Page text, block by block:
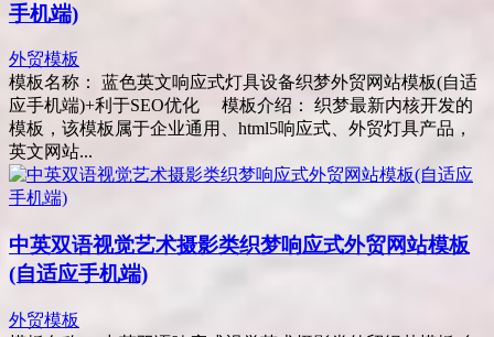
手机端)
外贸模板
模板名称： 蓝色英文响应式灯具设备织梦外贸网站模板(自适
应手机端)+利于SEO优化 模板介绍： 织梦最新内核开发的
模板，该模板属于企业通用、html5响应式、外贸灯具产品，
英文网站...
中英双语视觉艺术摄影类织梦响应式外贸网站模板
(自适应手机端)
外贸模板